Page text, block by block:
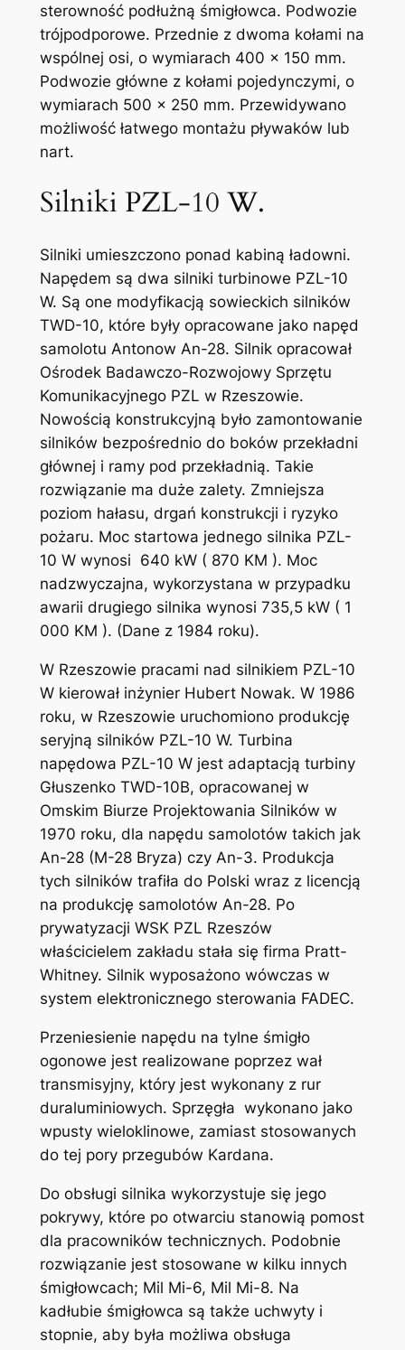
sterowność podłużną śmigłowca. Podwozie
trójpodporowe. Przednie z dwoma kołami na
wspólnej osi, o wymiarach 400 x 150 mm.
Podwozie główne z kołami pojedynczymi, o
wymiarach 500 x 250 mm. Przewidywano
możliwość łatwego montażu pływaków lub
nart.
Silniki PZL-10 W.
Silniki umieszczono ponad kabiną ładowni.
Napędem są dwa silniki turbinowe PZL-10
W. Są one modyfikacją sowieckich silników
TWD-10, które były opracowane jako napęd
samolotu Antonow An-28. Silnik opracował
Ośrodek Badawczo-Rozwojowy Sprzętu
Komunikacyjnego PZL w Rzeszowie.
Nowością konstrukcyjną było zamontowanie
silników bezpośrednio do boków przekładni
głównej i ramy pod przekładnią. Takie
rozwiązanie ma duże zalety. Zmniejsza
poziom hałasu, drgań konstrukcji i ryzyko
pożaru. Moc startowa jednego silnika PZL-
10 W wynosi 640 kW ( 870 KM ). Moc
nadzwyczajna, wykorzystana w przypadku
awarii drugiego silnika wynosi 735,5 kW ( 1
000 KM ). (Dane z 1984 roku).
W Rzeszowie pracami nad silnikiem PZL-10
W kierował inżynier Hubert Nowak. W 1986
roku, w Rzeszowie uruchomiono produkcję
seryjną silników PZL-10 W. Turbina
napędowa PZL-10 W jest adaptacją turbiny
Głuszenko TWD-10B, opracowanej w
Omskim Biurze Projektowania Silników w
1970 roku, dla napędu samolotów takich jak
An-28 (M-28 Bryza) czy An-3. Produkcja
tych silników trafiła do Polski wraz z licencją
na produkcję samolotów An-28. Po
prywatyzacji WSK PZL Rzeszów
właścicielem zakładu stała się firma Pratt-
Whitney. Silnik wyposażono wówczas w
system elektronicznego sterowania FADEC.
Przeniesienie napędu na tylne śmigło
ogonowe jest realizowane poprzez wał
transmisyjny, który jest wykonany z rur
duraluminiowych. Sprzęgła wykonano jako
wpusty wieloklinowe, zamiast stosowanych
do tej pory przegubów Kardana.
Do obsługi silnika wykorzystuje się jego
pokrywy, które po otwarciu stanowią pomost
dla pracowników technicznych. Podobnie
rozwiązanie jest stosowane w kilku innych
śmigłowcach; Mil Mi-6, Mil Mi-8. Na
kadłubie śmigłowca są także uchwyty i
stopnie, aby była możliwa obsługa